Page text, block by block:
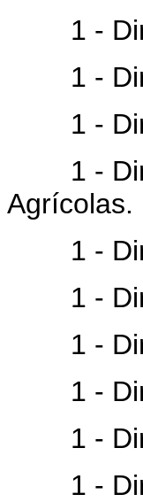
1 -
1 -
1 -
1 -
Agrícolas.
1 -
1 -
1 -
1 -
1 -
1 -